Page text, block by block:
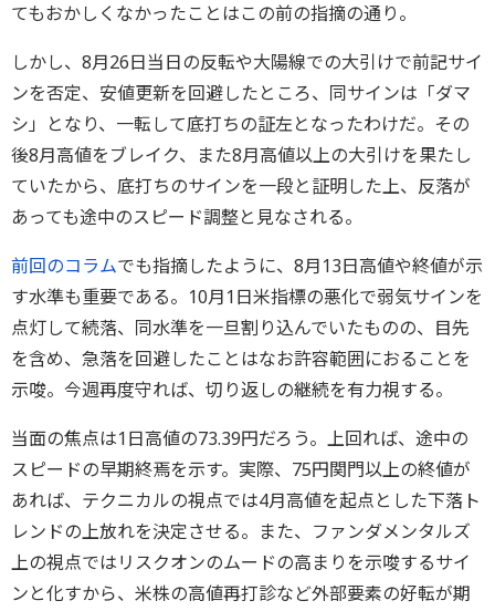
てもおかしくなかったことはこの前の指摘の通り。
しかし、8月26日当日の反転や大陽線での大引けで前記サイ
ンを否定、安値更新を回避したところ、同サインは「ダマ
シ」となり、一転して底打ちの証左となったわけだ。その
後8月高値をブレイク、また8月高値以上の大引けを果たし
ていたから、底打ちのサインを一段と証明した上、反落が
あっても途中のスピード調整と見なされる。
前回のコラムでも指摘したように、8月13日高値や終値が示
す水準も重要である。10月1日米指標の悪化で弱気サインを
点灯して続落、同水準を一旦割り込んでいたものの、目先
を含め、急落を回避したことはなお許容範囲におることを
示唆。今週再度守れば、切り返しの継続を有力視する。
当面の焦点は1日高値の73.39円だろう。上回れば、途中の
スピードの早期終焉を示す。実際、75円関門以上の終値が
あれば、テクニカルの視点では4月高値を起点とした下落ト
レンドの上放れを決定させる。また、ファンダメンタルズ
上の視点ではリスクオンのムードの高まりを示唆するサイ
ンと化すから、米株の高値再打診など外部要素の好転が期